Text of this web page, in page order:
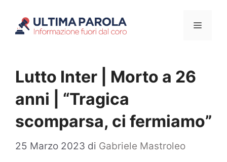
Menu
Lutto Inter | Morto a 26
anni | “Tragica
scomparsa, ci fermiamo”
25 Marzo 2023 di Gabriele Mastroleo